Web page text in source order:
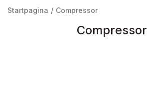
Startpagina / Compressor
Compressor